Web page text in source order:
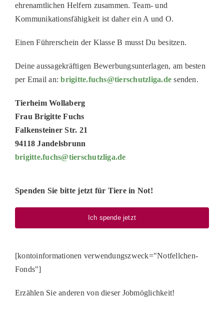
ehrenamtlichen Helfern zusammen. Team- und
Kommunikationsfähigkeit ist daher ein A und O.
Einen Führerschein der Klasse B musst Du besitzen.
Deine aussagekräftigen Bewerbungsunterlagen, am besten
per Email an:brigitte.fuchs@tierschutzliga.de senden.
Tierheim Wollaberg
Frau Brigitte Fuchs
Falkensteiner Str. 21
94118 Jandelsbrunn
brigitte.fuchs@tierschutzliga.de
Spenden Sie bitte jetzt für Tiere in Not!
Ich spende jetzt
[kontoinformationen verwendungszweck="Notfellchen-
Fonds"]
Erzählen Sie anderen von dieser Jobmöglichkeit!